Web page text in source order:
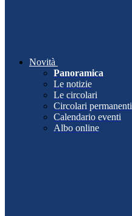
Novità
Panoramica
Le notizie
Le circolari
Circolari permanenti
Calendario eventi
Albo online